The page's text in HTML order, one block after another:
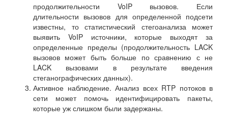
продолжительности VoIP вызовов. Если
длительности вызовов для определенной подсети
известны, то статистический стегоанализа может
выявить VoIP источники, которые выходят за
определенные пределы (продолжительность LACK
вызовов может быть больше по сравнению с не
LACK вызовами в результате введения
стеганографических данных).
Активное наблюдение. Анализ всех RTP потоков в
сети может помочь идентифицировать пакеты,
которые уж слишком были задержаны.